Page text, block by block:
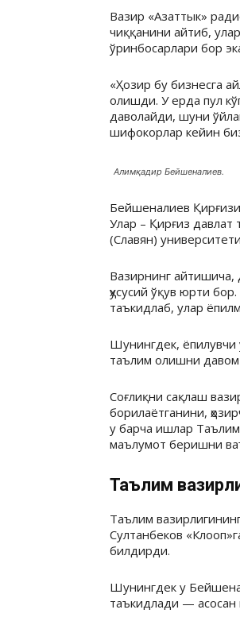
Вазир «Азаттык»
чиққанини айтиб,
ўринбосарлари бор
«Ҳозир бу бизнесга
олишди. У ерда пул
даволайди, шуни
шифокорлар кейин
Алимқадир Бейшеналиев.
Бейшеналиев
Улар – Қирғиз давлат
(Славян)
Вазирнинг
ҳусусий ўқув юрти
таъкидлаб, улар
Шунингдек, ёпилувчи
таълим олишни
Соғлиқни сақлаш
борилаётганини,
у барча ишлар
маълумот беришни
Таълим
Таълим
Султанбеков
билдирди.
Шунингдек у
таъкидлади — асосан